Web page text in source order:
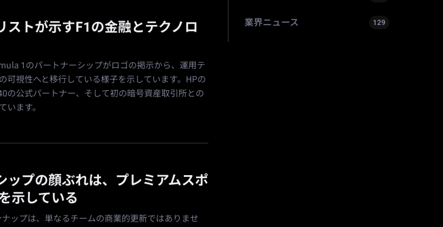
トが示すF1の金融とテクノロ
1のパートナーシップがロゴの掲示から、運用テ
可視性へと移行している様子を示しています。HPの
公式パートナー、そして初の暗号資産取引所との
います。
プの顔ぶれは、プレミアムスポ
示している
ップは、単なるチームの商業的更新ではありませ
業界ニュース 129